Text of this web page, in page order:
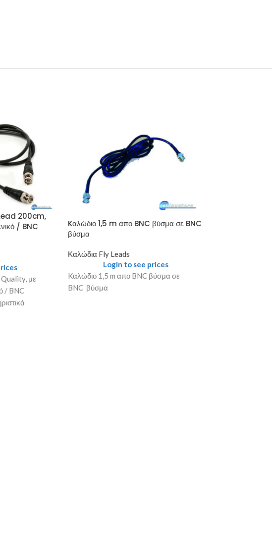
200cm,
/ BNC
με
/ BNC
Kαλώδιο 1,5 m απο BNC βύσμα σε BNC
βύσμα
Καλώδια Fly Leads
Login to see prices
Kαλώδιο 1,5 m απο BNC βύσμα σε
BNC βύσμα